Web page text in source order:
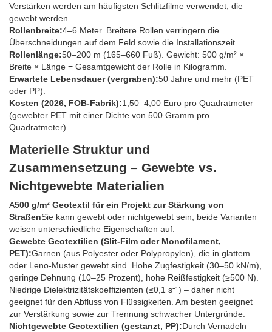
Verstärken werden am häufigsten Schlitzfilme verwendet, die
gewebt werden.
Rollenbreite:4–6 Meter. Breitere Rollen verringern die
Überschneidungen auf dem Feld sowie die Installationszeit.
Rollenlänge:50–200 m (165–660 Fuß). Gewicht: 500 g/m² ×
Breite × Länge = Gesamtgewicht der Rolle in Kilogramm.
Erwartete Lebensdauer (vergraben):50 Jahre und mehr (PET
oder PP).
Kosten (2026, FOB-Fabrik):1,50–4,00 Euro pro Quadratmeter
(gewebter PET mit einer Dichte von 500 Gramm pro
Quadratmeter).
Materielle Struktur und
Zusammensetzung – Gewebte vs.
Nichtgewebte Materialien
A500 g/m² Geotextil für ein Projekt zur Stärkung von
StraßenSie kann gewebt oder nichtgewebt sein; beide Varianten
weisen unterschiedliche Eigenschaften auf.
Gewebte Geotextilien (Slit-Film oder Monofilament,
PET):Garnen (aus Polyester oder Polypropylen), die in glattem
oder Leno-Muster gewebt sind. Hohe Zugfestigkeit (30–50 kN/m),
geringe Dehnung (10–25 Prozent), hohe Reißfestigkeit (≥500 N).
Niedrige Dielektrizitätskoeffizienten (≤0,1 s⁻¹) – daher nicht
geeignet für den Abfluss von Flüssigkeiten. Am besten geeignet
zur Verstärkung sowie zur Trennung schwacher Untergründe.
Nichtgewebte Geotextilien (gestanzt, PP):Durch Vernadeln